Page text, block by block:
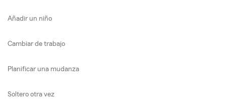
Añadir un niño
Cambiar de trabajo
Planificar una mudanza
Soltero otra vez